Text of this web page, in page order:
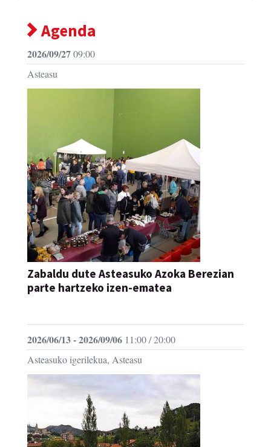
Agenda
2026/09/2709:00
Asteasu
Zabaldu dute Asteasuko Azoka Berezian
parte hartzeko izen-ematea
2026/06/13 - 2026/09/06 11:00 / 20:00
Asteasuko igerilekua, Asteasu